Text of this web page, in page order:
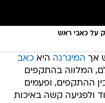
על כאבי ראש
אך המיגרנה היאכאב
המלווה בהתקפים
ההתקפים, ופעמים
ולפגיעה קשה באיכות